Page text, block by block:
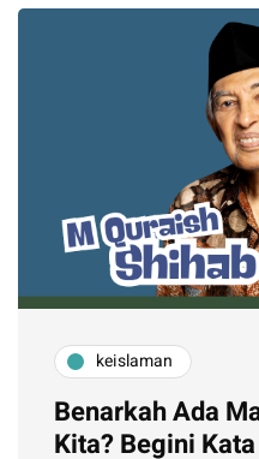
keislaman
Benarkah Ada
Kita? Begini